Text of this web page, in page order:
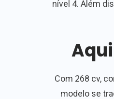
nível 4. Além
Com 268 cv,
modelo se